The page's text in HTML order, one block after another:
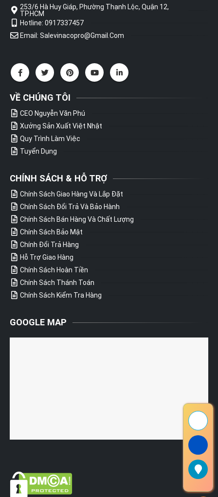
253/6 Hà Huy Giáp, Phường Thạnh Lộc, Quận 12,
TP.HCM
Hotline: 0917337457
Email: Salevinacopro@gmail.com
VỀ CHÚNG TÔI
CEO Nguyễn Văn Phú
Xưởng Sản Xuất Việt Nhật
Quy Trình Làm Việc
Tuyển Dụng
CHÍNH SÁCH & HỖ TRỢ
Chính Sách Giao Hàng Và Lắp Đặt
Chính Sách Đổi Trả Và Bảo Hành
Chính Sách Bán Hàng Và Chất Lượng
Chính Sách Bảo Mật
Chính Đổi Trả Hàng
Hỗ Trợ Giao Hàng
Chính Sách Hoàn Tiền
Chính Sách Thánh Toán
Chính Sách Kiểm Tra Hàng
GOOGLE MAP